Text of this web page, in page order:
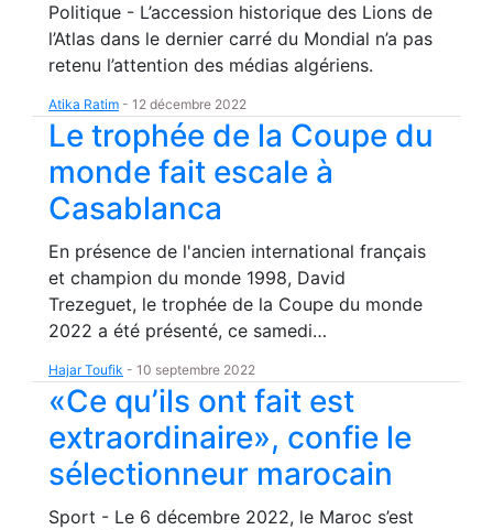
Politique - L’accession historique des Lions de
l’Atlas dans le dernier carré du Mondial n’a pas
retenu l’attention des médias algériens.
Atika Ratim - 12 décembre 2022
Le trophée de la Coupe du
monde fait escale à
Casablanca
En présence de l'ancien international français
et champion du monde 1998, David
Trezeguet, le trophée de la Coupe du monde
2022 a été présenté, ce samedi…
Hajar Toufik - 10 septembre 2022
«Ce qu’ils ont fait est
extraordinaire», confie le
sélectionneur marocain
Sport - Le 6 décembre 2022, le Maroc s’est